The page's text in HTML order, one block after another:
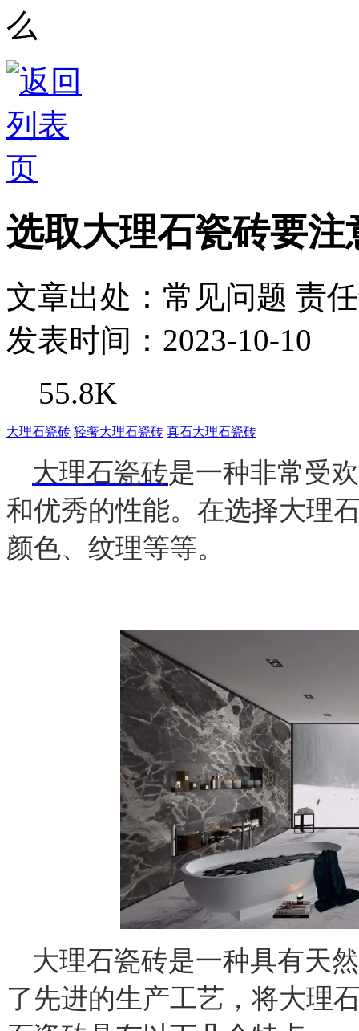
么
选取大理石瓷砖要注
文章出处：常见问题 责
发表时间：2023-10-10
55.8K
大理石瓷砖 轻奢大理石瓷砖 真石大理石瓷砖
大理石瓷砖是一种非常受
和优秀的性能。在选择大理
颜色、纹理等等。
大理石瓷砖是一种具有天
了先进的生产工艺，将大理